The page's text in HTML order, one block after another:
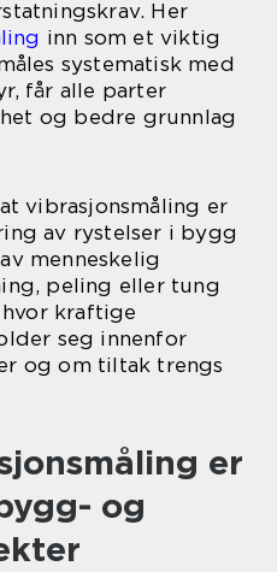
Her
inn som et viktig
systematisk med
får alle parter
og bedre grunnlag
vibrasjonsmåling er
av rystelser i bygg
menneskelig
peling eller tung
kraftige
seg innenfor
og om tiltak trengs
er
og